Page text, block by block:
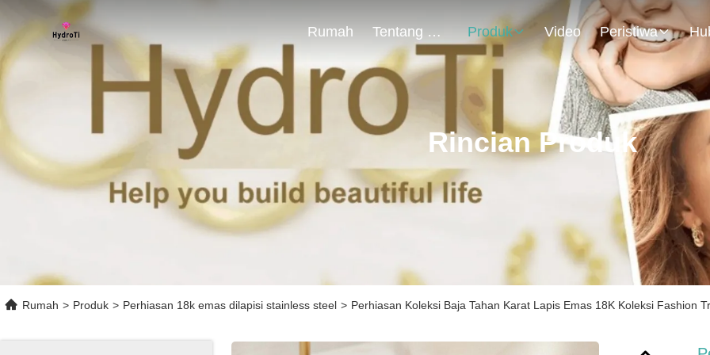
Rumah Tentang Kami Produk Video Peristiwa
Rincian Produk
Rumah > Produk > Perhiasan 18k emas dilapisi stainless steel > Perhiasan Koleksi Baja Tahan Karat Lapis Emas 18K Koleksi Fashion